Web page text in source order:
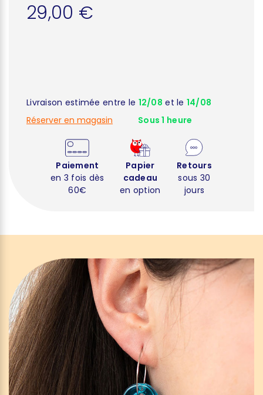
29,00 €
Livraison estimée entre le 12/08 et le 14/08
Réserver en magasin
Sous 1 heure
Paiement
en 3 fois dès
60€
Papier
cadeau
en option
Retours
sous 30
jours